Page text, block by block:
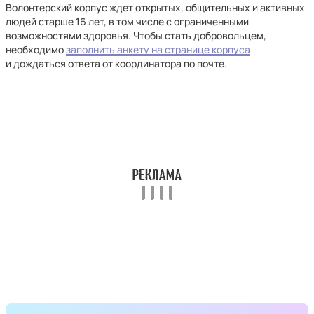
Волонтерский корпус ждет открытых, общительных и активных
людей старше 16 лет, в том числе с ограниченными
возможностями здоровья. Чтобы стать добровольцем,
необходимозаполнить анкету на странице корпуса
и дождаться ответа от координатора по почте.